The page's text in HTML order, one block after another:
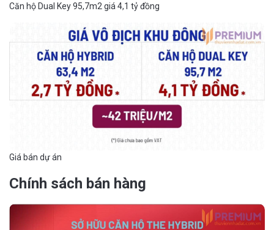
Căn hộ Dual Key 95,7m2 giá 4,1 tỷ đồng
Giá bán dự án
Chính sách bán hàng